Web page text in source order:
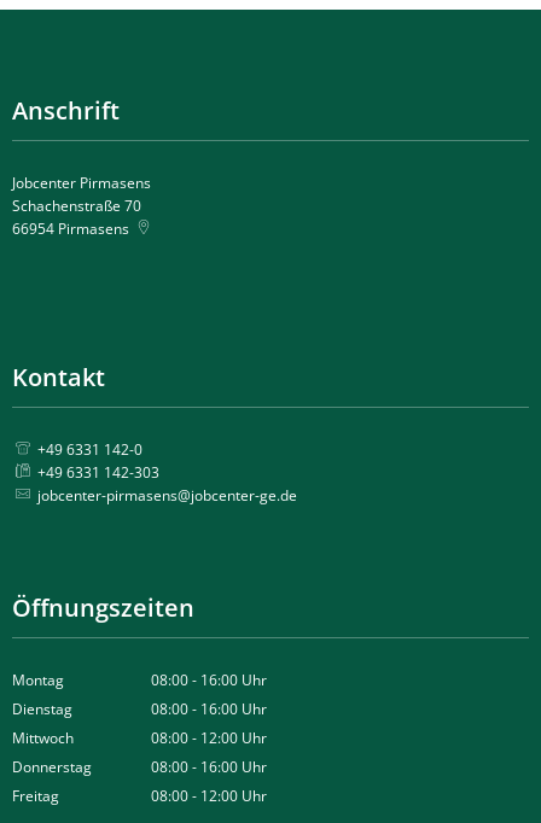
Anschrift
Jobcenter Pirmasens
Schachenstraße 70
66954 Pirmasens
Kontakt
+49 6331 142-0
+49 6331 142-303
jobcenter-pirmasens@jobcenter-ge.de
Öffnungszeiten
Montag 08:00- 16:00 Uhr
Von 08:00 bis 16:00 Uhr
Dienstag 08:00- 16:00 Uhr
Von 08:00 bis 16:00 Uhr
Mittwoch 08:00- 12:00 Uhr
Von 08:00 bis 12:00 Uhr
Donnerstag 08:00- 16:00 Uhr
Von 08:00 bis 16:00 Uhr
Freitag 08:00- 12:00 Uhr